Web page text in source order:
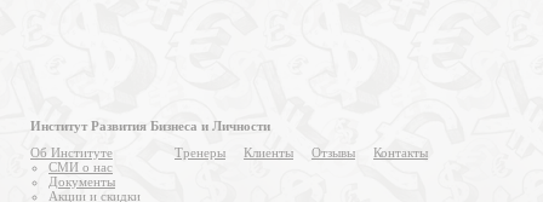
Институт Развития Бизнеса и Личности
Об Институте
СМИ о нас
Документы
Акции и скидки
Тренеры Клиенты Отзывы Контакты